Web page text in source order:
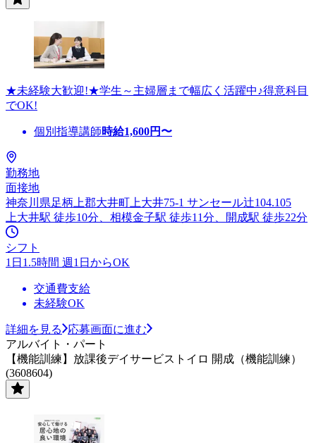
★未経験大歓迎!★学生～主婦層まで幅広く活躍中♪得意科目
でOK!
個別指導講師時給1,600円〜
勤務地
面接地
神奈川県足柄上郡大井町上大井75-1 サンセール辻104.105
上大井駅 徒歩10分、相模金子駅 徒歩11分、開成駅 徒歩22分
シフト
1日1.5時間 週1日からOK
交通費支給
未経験OK
詳細を見る
応募画面に進む
アルバイト・パート
【機能訓練】放課後デイサービストイロ 開成（機能訓練）
(3608604)